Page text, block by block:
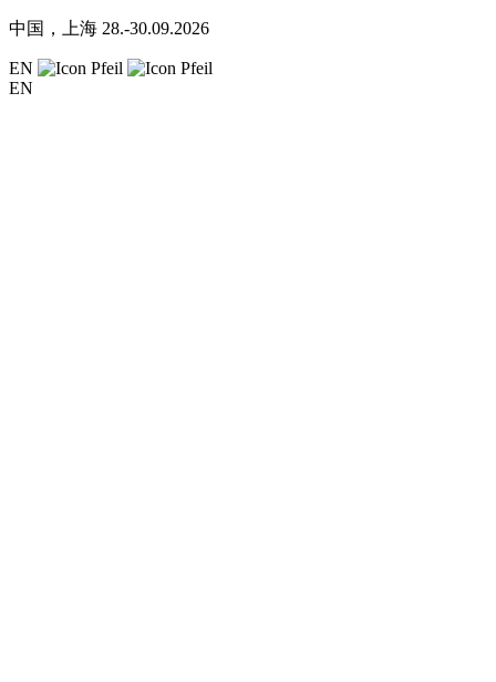
中国，上海 28.-30.09.2026
EN
EN